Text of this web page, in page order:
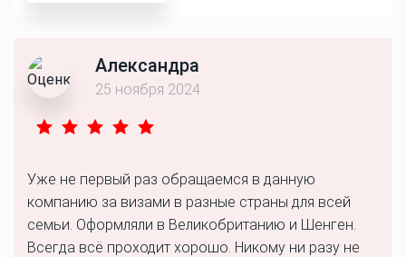
Александра
25 ноября 2024
Уже не первый раз обращаемся в данную
компанию за визами в разные страны для всей
семьи. Оформляли в Великобританию и Шенген.
Всегда всё проходит хорошо. Никому ни разу не